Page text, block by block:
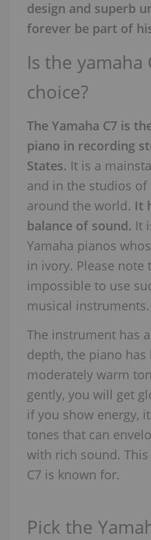
design and superb
forever be part of
Is the yamaha
choice?
The Yamaha C7 is
piano in recording
States. It is a
and in the studios
around the world. It
balance of sound. It
Yamaha pianos
in ivory. Please
impossible to use
musical instruments.
The instrument has
depth, the piano
moderately warm
gently, you will get
if you show energy,
tones that can
with rich sound.
C7 is known for.
Pick the